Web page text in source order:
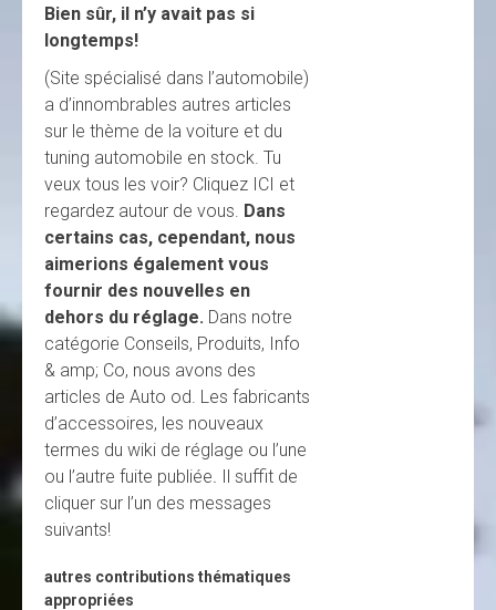
Bien sûr, il n’y avait pas si
longtemps!
(Site spécialisé dans l’automobile)
a d’innombrables autres articles
sur le thème de la voiture et du
tuning automobile en stock. Tu
veux tous les voir? Cliquez ICI et
regardez autour de vous. Dans
certains cas, cependant, nous
aimerions également vous
fournir des nouvelles en
dehors du réglage. Dans notre
catégorie Conseils, Produits, Info
& amp; Co, nous avons des
articles de Auto od. Les fabricants
d’accessoires, les nouveaux
termes du wiki de réglage ou l’une
ou l’autre fuite publiée Il suffit de
cliquer sur l’un des messages
suivants!
autres contributions thématiques
appropriées